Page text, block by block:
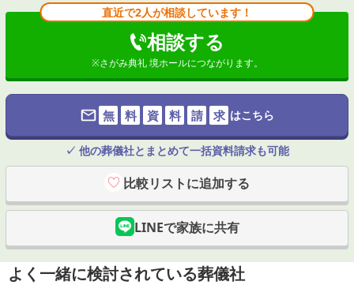
直近で2人が相談しています！
相談する
※さがみ典礼 境ホールにつながります。
無 料 資 料 請 求 はこちら
✓ 他の葬儀社とまとめて一括資料請求も可能
比較リストに追加する
LINEで家族に共有
よく一緒に検討されている葬儀社